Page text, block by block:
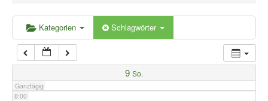
Kategorien Schlagwörter
9 So.
Ganztägig
6:00
7:00
8:00